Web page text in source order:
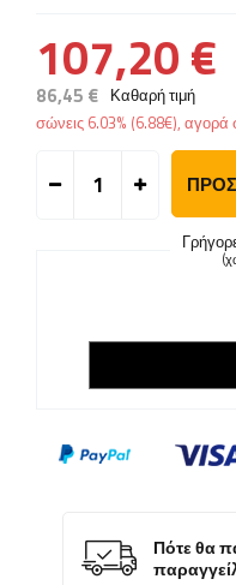
107,20 €
86,45 € Καθαρή τιμή
σώνεις 6.03% (6.88€), αγορά
Πότε θα